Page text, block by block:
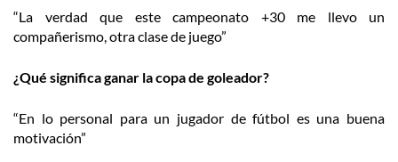
“La verdad que este campeonato +30 me llevo un
compañerismo, otra clase de juego”
¿Qué significa ganar la copa de goleador?
“En lo personal para un jugador de fútbol es una buena
motivación”